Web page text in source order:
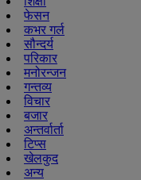
फेसन
कभर गर्ल
सौन्दर्य
परिकार
मनोरन्जन
गन्तव्य
विचार
बजार
अन्तर्वार्ता
टिप्स
खेलकुद
अन्य